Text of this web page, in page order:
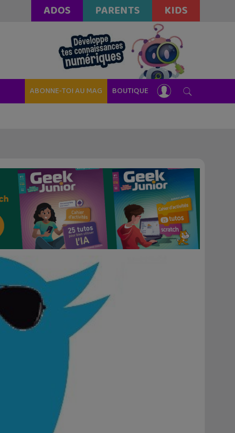
ADOS PARENTS KIDS
ABONNE-TOI AU MAG BOUTIQUE